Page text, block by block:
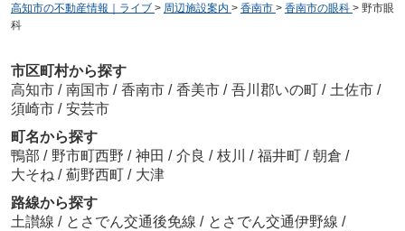
高知市の不動産情報｜ライブ > 周辺施設案内 > 香南市 > 香南市の眼科 > 野市眼
科
市区町村から探す
高知市 / 南国市 / 香南市 / 香美市 / 吾川郡いの町 / 土佐市 /
須崎市 / 安芸市
町名から探す
鴨部 / 野市町西野 / 神田 / 介良 / 枝川 / 福井町 / 朝倉 /
大そね / 薊野西町 / 大津
路線から探す
土讃線 / とさでん交通後免線 / とさでん交通伊野線 /